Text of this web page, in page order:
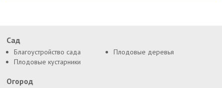
Сад
Благоустройство сада
Плодовые деревья
Плодовые кустарники
Огород